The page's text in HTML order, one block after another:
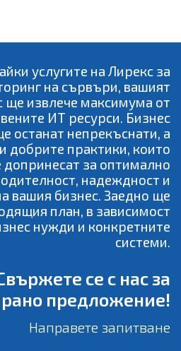
услугите на Лирекс за
на сървъри, вашият
ще извлече максимума от
ИТ ресурси. Бизнес
останат непрекъснати, а
добрите практики, които
за оптимално
надеждност и
вашия бизнес. Заедно ще
план, в зависимост
нужди и конкретните
системи.
се с нас за
предложение!
Направете запитване